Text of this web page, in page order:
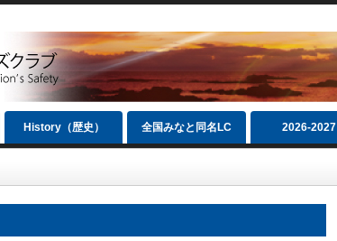
History（歴史） 全国みなと同名LC 2026‐2027